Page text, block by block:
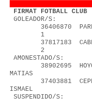
FIRMAT FOTBALL
GOLEADOR/S:
36406870
1
37817183
2
AMONESTADO/S:
38902695
37403881
SUSPENDIDO/S: